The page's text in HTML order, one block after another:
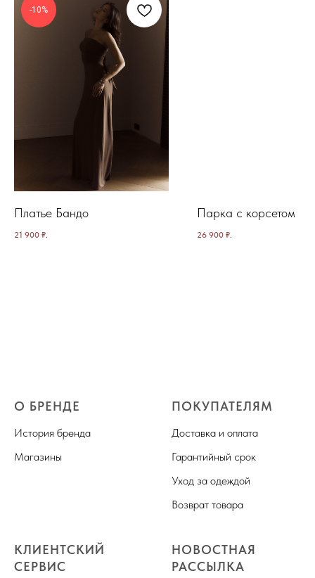
-10%
Платье Бандо
21 900 ₽.
Парка с корсетом
26 900 ₽.
О БРЕНДЕ
История бренда
Магазины
ПОКУПАТЕЛЯМ
Доставка и оплата
Гарантийный срок
Уход за одеждой
Возврат товара
КЛИЕНТСКИЙ
СЕРВИС
НОВОСТНАЯ
РАССЫЛКА